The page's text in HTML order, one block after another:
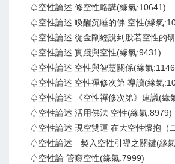
♤空性論述 修空性略講(緣氣:10641)
♤空性論述 喚醒沉睡的佛 空性(緣氣
♤空性論述 從金剛經說到般若空性的
♤空性論述 實踐與空性(緣氣:9431)
♤空性論述 空性與智慧關係(緣氣
♤空性論述 空性禪修次第 導讀(緣氣
♤空性論述 《空性禪修次第》建議(緣
♤空性論述 活用佛法 空性(緣氣:8979)
♤空性論述 現空雙運 在大空性懷抱（
♤空性論述 契入空性引導之關鍵(緣
♤空性論 管窺空性(緣氣:7999)